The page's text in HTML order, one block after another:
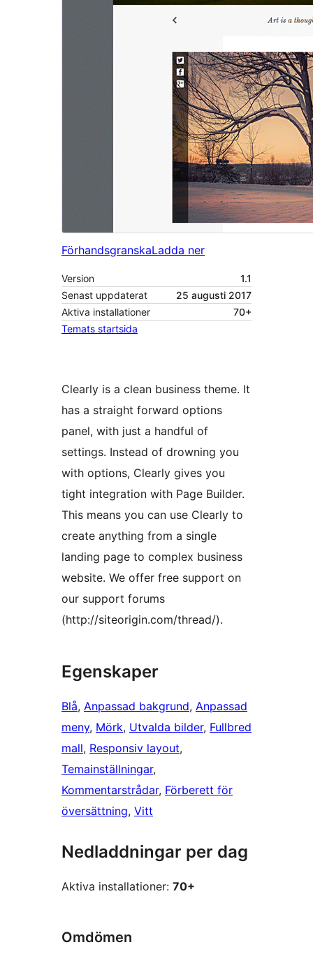
FörhandsgranskaLadda ner
Version
1.1
Senast uppdaterat
25 augusti 2017
Aktiva installationer
70+
Temats startsida
Clearly is a clean business theme. It
has a straight forward options
panel, with just a handful of
settings. Instead of drowning you
with options, Clearly gives you
tight integration with Page Builder.
This means you can use Clearly to
create anything from a single
landing page to complex business
website. We offer free support on
our support forums
(http://siteorigin.com/thread/).
Egenskaper
Blå, Anpassad bakgrund, Anpassad
meny, Mörk, Utvalda bilder, Fullbred
mall, Responsiv layout
Temainställningar
Kommentarstrådar, Förberett för
översättning, Vitt
Nedladdningar per dag
Aktiva installationer: 70+
Omdömen